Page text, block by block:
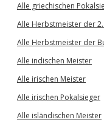
Alle griechischen
Alle Herbstmeister der
Alle Herbstmeister der
Alle indischen Meister
Alle irischen Meister
Alle irischen Pokalsieger
Alle isländischen Meister